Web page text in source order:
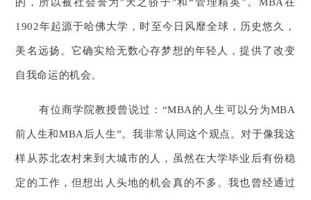
1902年起源于哈佛大学，时至今日风靡全球，历史悠久，
美名远扬。它确实给无数心存梦想的年轻人，提供了改变
自我命运的机会。
有位商学院教授曾说过：“MBA的人生可以分为MBA
前人生和MBA后人生”。我非常认同这个观点。对于像我这
样从苏北农村来到大城市的人，虽然在大学毕业后有份稳
定的工作，但想出人头地的机会真的不多。我也曾经通过